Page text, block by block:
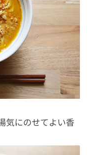
気にのせてよい香